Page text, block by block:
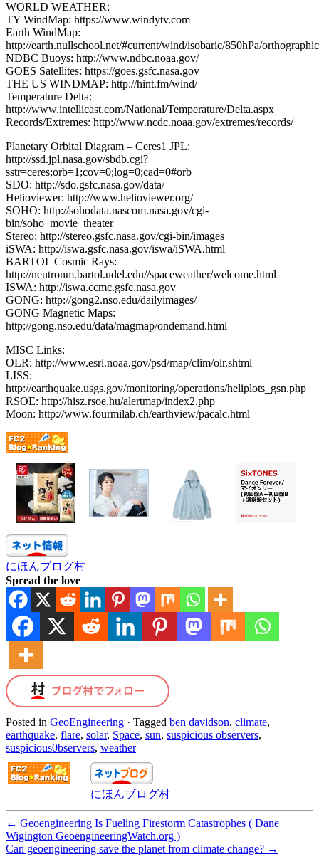
WORLD WEATHER:
TY WindMap: https://www.windytv.com
Earth WindMap:
http://earth.nullschool.net/#current/wind/isobaric/850hPa/
NDBC Buoys: http://www.ndbc.noaa.gov/
GOES Satellites: https://goes.gsfc.nasa.gov
THE US WINDMAP: http://hint.fm/wind/
Temperature Delta:
http://www.intellicast.com/National/Temperature/Delta.aspx
Records/Extremes: http://www.ncdc.noaa.gov/extremes/records/
Planetary Orbital Diagram – Ceres1 JPL:
http://ssd.jpl.nasa.gov/sbdb.cgi?
sstr=ceres;orb=1;cov=0;log=0;cad=0#orb
SDO: http://sdo.gsfc.nasa.gov/data/
Helioviewer: http://www.helioviewer.org/
SOHO: http://sohodata.nascom.nasa.gov/cgi-
bin/soho_movie_theater
Stereo: http://stereo.gsfc.nasa.gov/cgi-bin/images
iSWA: http://iswa.gsfc.nasa.gov/iswa/iSWA.html
BARTOL Cosmic Rays:
http://neutronm.bartol.udel.edu//spaceweather/welcome.html
ISWA: http://iswa.ccmc.gsfc.nasa.gov
GONG: http://gong2.nso.edu/dailyimages/
GONG Magnetic Maps:
http://gong.nso.edu/data/magmap/ondemand.html
MISC Links:
OLR: http://www.esrl.noaa.gov/psd/map/clim/olr.shtml
LISS:
http://earthquake.usgs.gov/monitoring/operations/heliplots_gsn.php
RSOE: http://hisz.rsoe.hu/alertmap/index2.php
Moon: http://www.fourmilab.ch/earthview/pacalc.html
にほんブログ村
Spread the love
Posted in GeoEngineering · Tagged ben davidson, climate,
earthquake, flare, solar, Space, sun, suspicious observers,
suspicious0bservers, weather
にほんブログ村
← Geoengineering Is Fueling Firestorm Catastrophes ( Dane
Wigington GeoengineeringWatch.org )
Can geoengineering save the planet from climate change? →